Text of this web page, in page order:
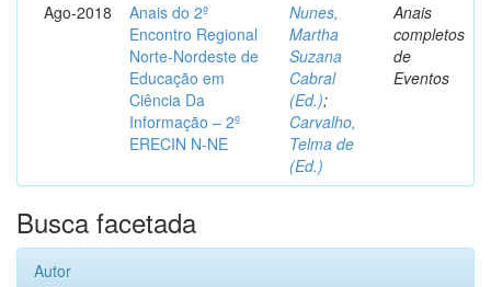
Ago-2018
Anais do 2º
Encontro Regional
Norte-Nordeste de
Educação em
Ciência Da
Informação – 2º
ERECIN N-NE
Nunes,
Martha
Suzana
Cabral
(Ed.);
Carvalho,
Telma de
(Ed.)
Anais
completos
de
Eventos
Busca facetada
Autor